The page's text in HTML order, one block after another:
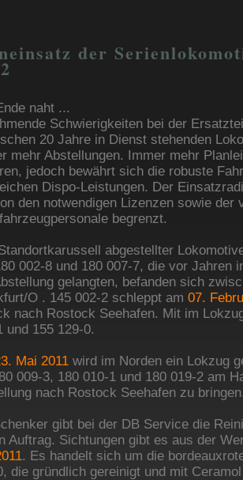
der
naht ...
Schwierigkeiten bei der
20 Jahre in Dienst stehenden
mehr Abstellungen. Immer mehr
jedoch bewährt sich die robuste
Dispo-Leistungen. Der
den notwendigen Lizenzen sowie der
begrenzt.
abgestellter
002-8 und 180 007-7, die vor Jahren
gelangten, befanden sich
O . 145 002-2 schleppt am 07.
nach Rostock Seehafen. Mit im
und 155 129-0.
Mai 2011 wird im Norden ein Lokzug
009-3, 180 010-1 und 180 019-2 am
nach Rostock Seehafen zu
gibt bei der DB Service die
Auftrag. Sichtungen gibt es aus der
. Es handelt sich um die
die gründlich gereinigt und mit